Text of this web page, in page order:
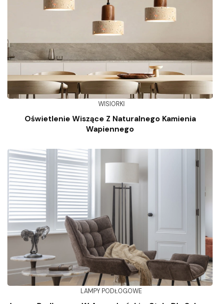
WISIORKI
Oświetlenie Wiszące Z Naturalnego Kamienia
Wapiennego
LAMPY PODŁOGOWE